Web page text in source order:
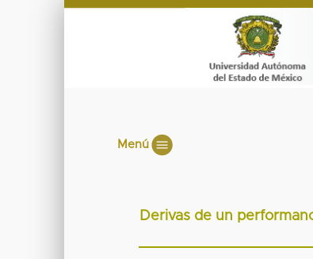
Menú
Derivas de un